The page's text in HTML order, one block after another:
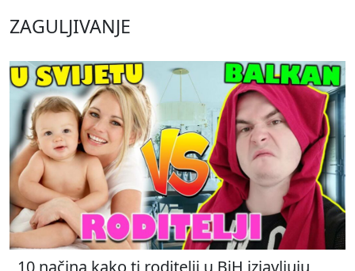
ZAGULJIVANJE